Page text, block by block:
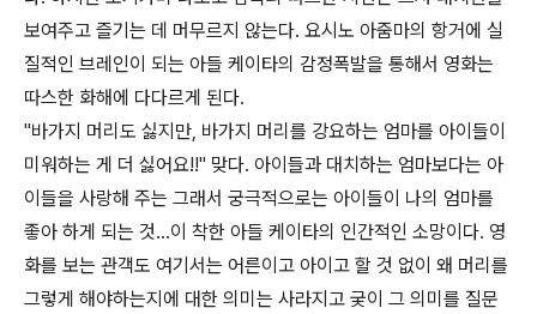
보여주고 즐기는 데 머무르지 않는다. 요시노 아줌마의 항거에 실
질적인 브레인이 되는 아들 케이타의 감정폭발을 통해서 영화는
따스한 화해에 다다르게 된다.
"바가지 머리도 싫지만, 바가지 머리를 강요하는 엄마를 아이들이
미워하는 게 더 싫어요!!" 맞다. 아이들과 대치하는 엄마보다는 아
이들을 사랑해 주는 그래서 궁극적으로는 아이들이 나의 엄마를
좋아 하게 되는 것...이 착한 아들 케이타의 인간적인 소망이다. 영
화를 보는 관객도 여기서는 어른이고 아이고 할 것 없이 왜 머리를
그렇게 해야하는지에 대한 의미는 사라지고 궂이 그 의미를 질문